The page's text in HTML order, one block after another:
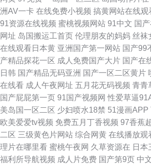
洲AV一卡 在线免费小视频 搞黄网站在线观
91资源在线视频 蜜桃视频网站 91中文 国
网址 岛国搬运工首页 伦理朋友的妈妈 丝袜
在线观看日本黄 亚洲国产第一网站 国产99
产精品探花一区 成人免费国产大片 国产在
日韩 国产精品无码亚洲 国产一区二区黄片
在线看 成人午夜网址 五月花无码视频 青青
国产屁屁第一页 91国产视频网 性爱草逼
美岛国一区二区 少妇喷水18禁 51漫画APP
欧美爱爱tv视频 免费五月丁香视频 97香蕉
二区 三级黄色片网站 综合网黄 在线播放观
理片在哪里看 蜜桃午夜网 久草资源在 日本
福利所导航视频 成人片免费 国产第9页 中